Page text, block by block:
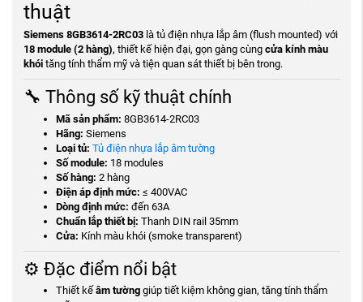
thuật
Siemens 8GB3614-2RC03là tủ điện nhựa lắp âm (flush mounted) với
18 module (2 hàng), thiết kế hiện đại, gọn gàng cùng cửa kính màu
khóităng tính thẩm mỹ và tiện quan sát thiết bị bên trong.
🔧 Thông số kỹ thuật chính
Mã sản phẩm: 8GB3614-2RC03
Hãng: Siemens
Loại tủ: Tủ điện nhựa lắp âm tường
Số module: 18 modules
Số hàng: 2 hàng
Điện áp định mức: ≤ 400VAC
Dòng định mức: đến 63A
Chuẩn lắp thiết bị: Thanh DIN rail 35mm
Cửa: Kính màu khói (smoke transparent)
⚙️ Đặc điểm nổi bật
Thiết kế âm tườnggiúp tiết kiệm không gian, tăng tính thẩm